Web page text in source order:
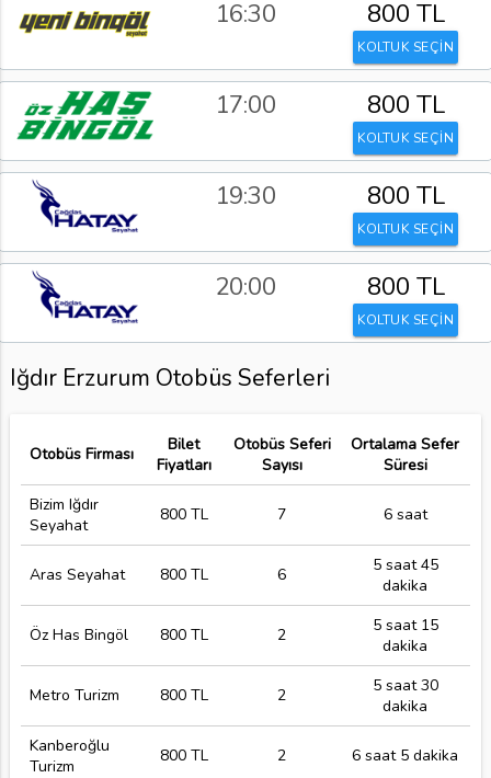
16:30 800 TL
KOLTUK SEÇİN
17:00 800 TL
KOLTUK SEÇİN
19:30 800 TL
KOLTUK SEÇİN
20:00 800 TL
KOLTUK SEÇİN
Iğdır Erzurum Otobüs Seferleri
Otobüs Firması
Bilet
Fiyatları
Otobüs Seferi
Sayısı
Ortalama Sefer
Süresi
Bizim Iğdır
Seyahat
800 TL 7 6 saat
Aras Seyahat 800 TL 6
5 saat 45
dakika
Öz Has Bingöl 800 TL 2
5 saat 15
dakika
Metro Turizm 800 TL 2
5 saat 30
dakika
Kanberoğlu
Turizm
800 TL 2 6 saat 5 dakika